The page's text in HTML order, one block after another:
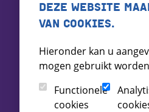
DEZE WEBSITE
VAN COOKIES.
Hieronder kan u
mogen gebruikt
Functionele
cookies